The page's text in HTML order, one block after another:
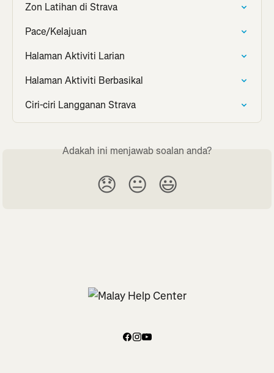
Zon Latihan di Strava
Pace/Kelajuan
Halaman Aktiviti Larian
Halaman Aktiviti Berbasikal
Ciri-ciri Langganan Strava
Adakah ini menjawab soalan anda?
😞 😐 😃